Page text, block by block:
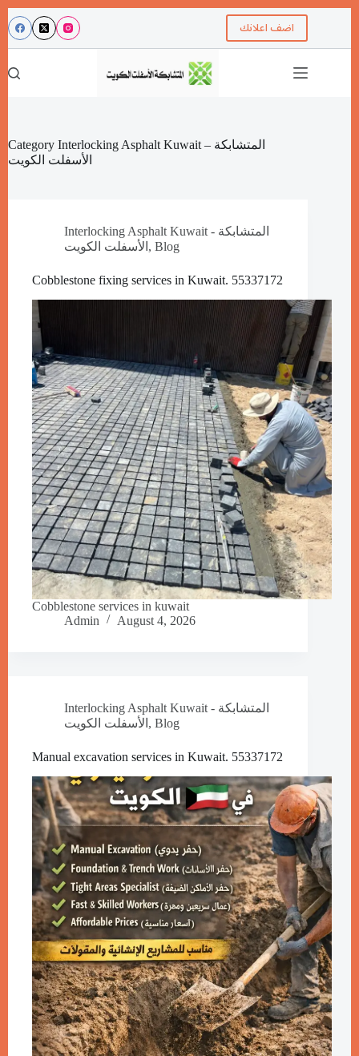
اضف اعلانك
Category Interlocking Asphalt Kuwait – المتشابكة
الأسفلت الكويت
Interlocking Asphalt Kuwait - المتشابكة
الأسفلت الكويت , Blog
Cobblestone fixing services in Kuwait. 55337172
Cobblestone services in kuwait
Admin
August 4, 2026
Interlocking Asphalt Kuwait - المتشابكة
الأسفلت الكويت , Blog
Manual excavation services in Kuwait. 55337172